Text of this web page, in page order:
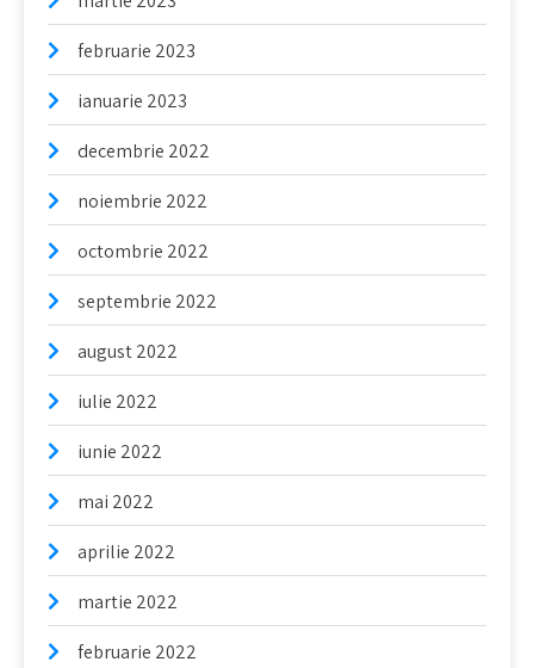
februarie 2023
ianuarie 2023
decembrie 2022
noiembrie 2022
octombrie 2022
septembrie 2022
august 2022
iulie 2022
iunie 2022
mai 2022
aprilie 2022
martie 2022
februarie 2022